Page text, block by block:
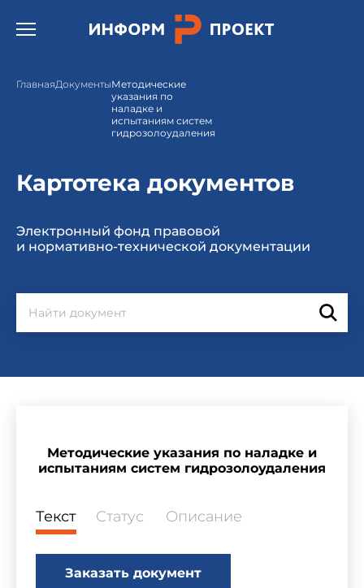
Открыть бургер меню.
ГлавнаяДокументыМетодические
указания по
наладке и
испытаниям систем
гидрозолоудаления
Картотека документов
Электронный фонд правовой
и нормативно-технической документации
Методические указания по наладке и
испытаниям систем гидрозолоудаления
Текст Статус Описание
Заказать документ